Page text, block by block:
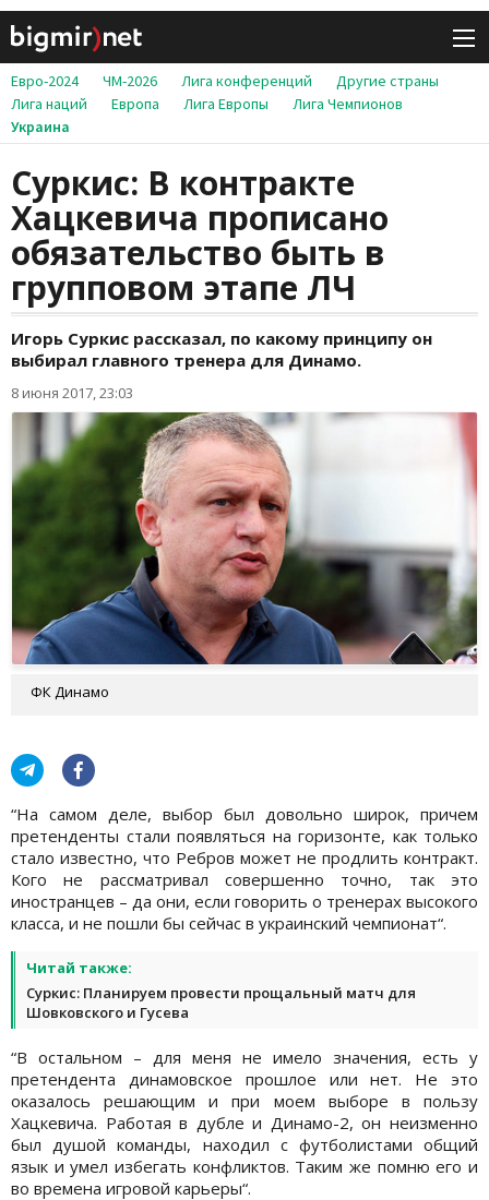
Евро-2024 ЧМ-2026 Лига конференций
Другие страны
Лига наций
Европа Лига Европы
Лига Чемпионов
Украина
Суркис: В контракте
Хацкевича прописано
обязательство быть в
групповом этапе ЛЧ
Игорь Суркис рассказал, по какому принципу он
выбирал главного тренера для Динамо.
8 июня 2017, 23:03
ФК Динамо
“На самом деле, выбор был довольно широк, причем
претенденты стали появляться на горизонте, как только
стало известно, что Ребров может не продлить контракт.
Кого не рассматривал совершенно точно, так это
иностранцев – да они, если говорить о тренерах высокого
класса, и не пошли бы сейчас в украинский чемпионат“.
Читай также:
Суркис: Планируем провести прощальный матч для
Шовковского и Гусева
“В остальном – для меня не имело значения, есть у
претендента динамовское прошлое или нет. Не это
оказалось решающим и при моем выборе в пользу
Хацкевича. Работая в дубле и Динамо-2, он неизменно
был душой команды, находил с футболистами общий
язык и умел избегать конфликтов. Таким же помню его и
во времена игровой карьеры“.